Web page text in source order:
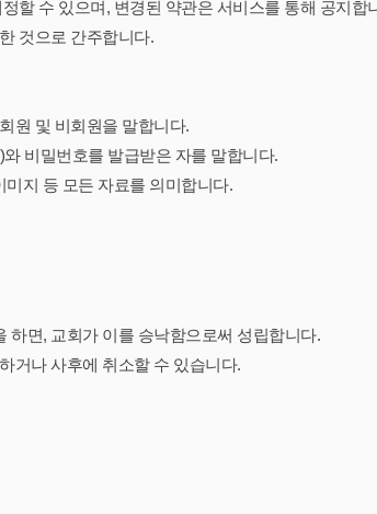
할 수 있으며, 변경된 약관은 서비스를 통해 공지합
것으로 간주합니다.
원 및 비회원을 말합니다.
비밀번호를 발급받은 자를 말합니다.
지 등 모든 자료를 의미합니다.
면, 교회가 이를 승낙함으로써 성립합니다.
거나 사후에 취소할 수 있습니다.